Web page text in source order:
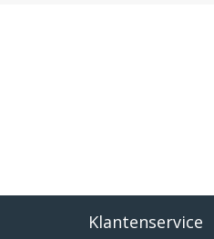
Klantenservice